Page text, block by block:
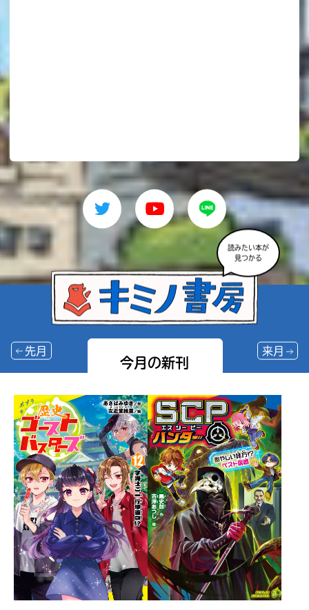
読みたい本が
見つかる
今月の新刊
先月 来月